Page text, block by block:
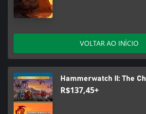
VOLTAR AO INÍCIO
Hammerwatch II: The
R$137,45+